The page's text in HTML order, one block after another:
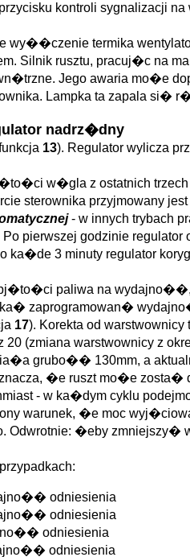
kontroli sygnalizacji
wy��czenie termika
Silnik rusztu, pracuj�c na
Jego awaria mo�e
Lampka ta zapala si�
nadrz�dny
13). Regulator wylicza
w�gla z ostatnich
przyjmowany jest
- w innych trybach
pierwszej godzinie regulator
3 minuty regulator
paliwa na
zaprogramowan�
17). Korekta od
(zmiana warstwownicy z
grubo�� 130mm, a
�e ruszt mo�e
- w ka�dym cyklu
warunek, �e moc
Odwrotnie: �eby zmniejszy�
odniesienia
odniesienia
odniesienia
odniesienia